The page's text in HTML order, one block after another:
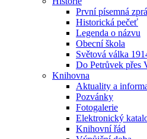
První písemná
Historická pečeť
Legenda o názvu
Obecní škola
Světová válka
Do Petrůvek přes
Knihovna
Aktuality a
Pozvánky
Fotogalerie
Elektronický
Knihovní řád